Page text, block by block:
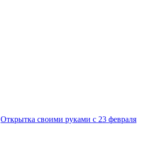
Открытка своими руками с 23 февраля